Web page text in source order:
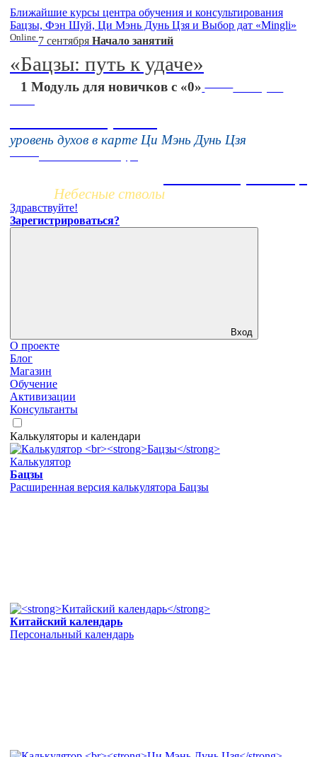
Ближайшие курсы центра обучения и консультирования
Бацзы, Фэн Шуй, Ци Мэнь Дунь Цзя и Выбор дат «Mingli»
Online 7 сентября Начало занятий
«Бацзы: путь к удаче»
1 Модуль для новичков с «0»
16 августа
уровень духов в карте Ци Мэнь Дунь Цзя
Небесные стволы
Здравствуйте!
Зарегистрироваться?
Вход
О проекте
Блог
Магазин
Обучение
Активизации
Консультанты
Калькуляторы и календари
Калькулятор
Бацзы
Расширенная версия калькулятора Бацзы
Китайский календарь
Персональный календарь